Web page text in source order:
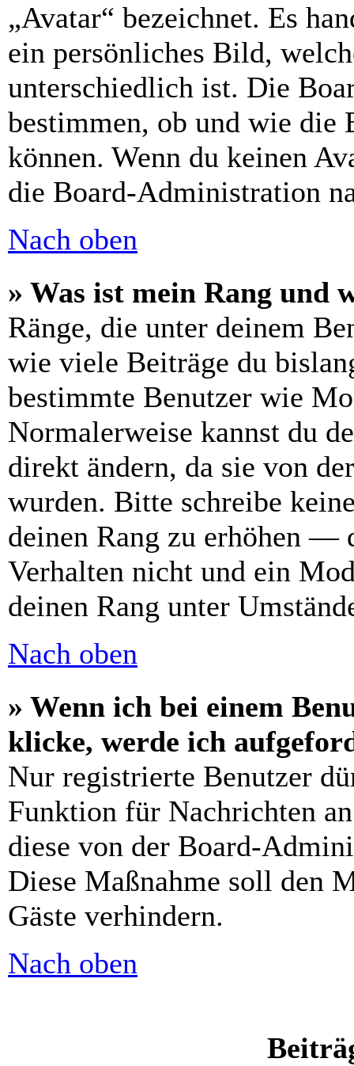
„Avatar“ bezeichnet. Es
ein persönliches Bild,
unterschiedlich ist. Die
bestimmen, ob und wie die
können. Wenn du keinen
die Board-Administration
Nach oben
» Was ist mein Rang und
Ränge, die unter deinem
wie viele Beiträge du
bestimmte Benutzer wie
Normalerweise kannst du
direkt ändern, da sie von
wurden. Bitte schreibe
deinen Rang zu erhöhen —
Verhalten nicht und ein
deinen Rang unter
Nach oben
» Wenn ich bei einem
klicke, werde ich
Nur registrierte Benutzer
Funktion für Nachrichten
diese von der Board-
Diese Maßnahme soll den
Gäste verhindern.
Nach oben